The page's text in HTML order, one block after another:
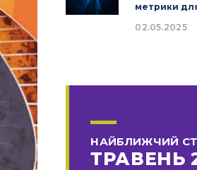
метрики
02.05.2025
НАЙБЛИЖЧИЙ
ТРАВЕНЬ